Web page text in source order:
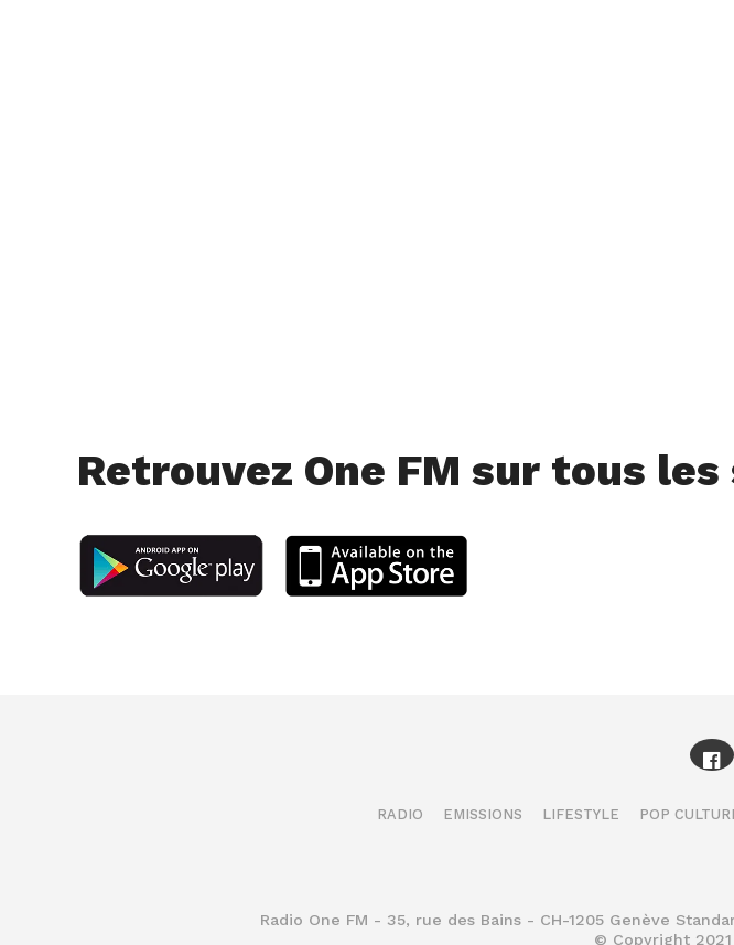
Retrouvez One FM sur tous
RADIO EMISSIONS LIFESTYLE POP
Radio One FM - 35, rue des Bains - CH-1205 Genève
© Copyright